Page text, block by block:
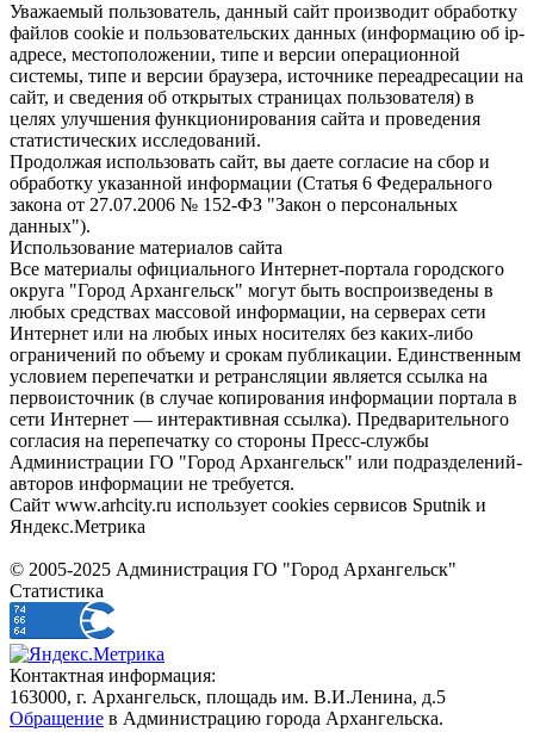
Уважаемый пользователь, данный сайт производит обработку
файлов cookie и пользовательских данных (информацию об ip-
адресе, местоположении, типе и версии операционной
системы, типе и версии браузера, источнике переадресации на
сайт, и сведения об открытых страницах пользователя) в
целях улучшения функционирования сайта и проведения
статистических исследований.
Продолжая использовать сайт, вы даете согласие на сбор и
обработку указанной информации (Статья 6 Федерального
закона от 27.07.2006 № 152-ФЗ "Закон о персональных
данных").
Использование материалов сайта
Все материалы официального Интернет-портала городского
округа "Город Архангельск" могут быть воспроизведены в
любых средствах массовой информации, на серверах сети
Интернет или на любых иных носителях без каких-либо
ограничений по объему и срокам публикации. Единственным
условием перепечатки и ретрансляции является ссылка на
первоисточник (в случае копирования информации портала в
сети Интернет — интерактивная ссылка). Предварительного
согласия на перепечатку со стороны Пресс-службы
Администрации ГО "Город Архангельск" или подразделений-
авторов информации не требуется.
Сайт www.arhcity.ru использует cookies сервисов Sputnik и
Яндекс.Метрика
© 2005-2025 Администрация ГО "Город Архангельск"
Статистика
Контактная информация:
163000, г. Архангельск, площадь им. В.И.Ленина, д.5
Обращение в Администрацию города Архангельска.